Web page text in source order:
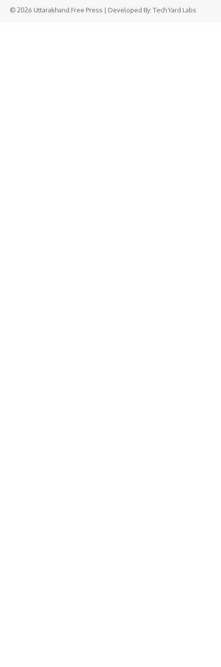
© 2026 Uttarakhand Free Press | Developed By: Tech Yard Labs